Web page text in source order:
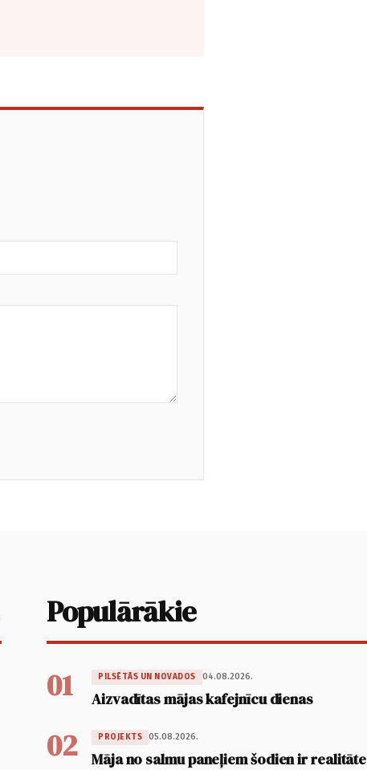
Populārākie
01 PILSĒTĀS UN NOVADOS 04.08.2026.
Aizvadītas mājas kafejnīcu dienas
02 PROJEKTS 05.08.2026.
Māja no salmu paneļiem šodien ir realitāte